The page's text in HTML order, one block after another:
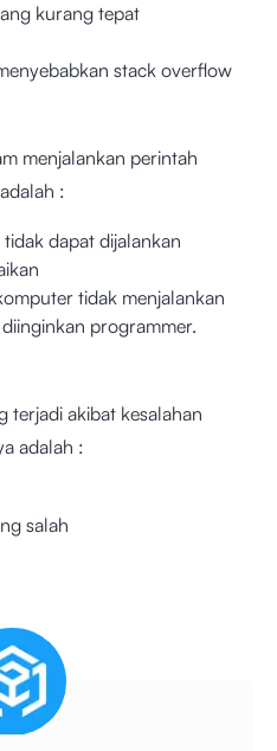
kurang tepat
stack overflow
menjalankan perintah
:
dapat dijalankan
tidak menjalankan
programmer.
terjadi akibat kesalahan
adalah :
salah